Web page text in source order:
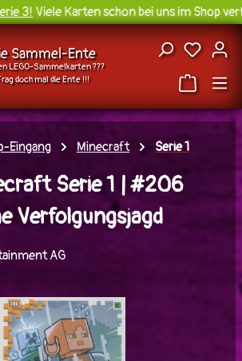
3!Viele Karten schon bei uns im Shop
Sammel-Ente
LEGO-Sammelkarten ???
doch mal die Ente !!!
Du
Eingang Minecraft Serie 1
Serie 1 | #206
Verfolgungsjagd
AG